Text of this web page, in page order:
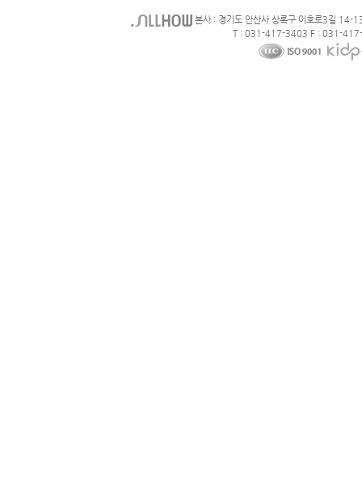
본사 : 경기도 안산사 상록구 이호로3길 14-
T : 031-417-3403 F : 031-